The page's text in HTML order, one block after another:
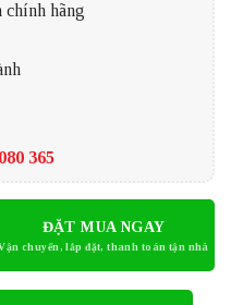
chính hãng
365
ĐẶT MUA NGAY